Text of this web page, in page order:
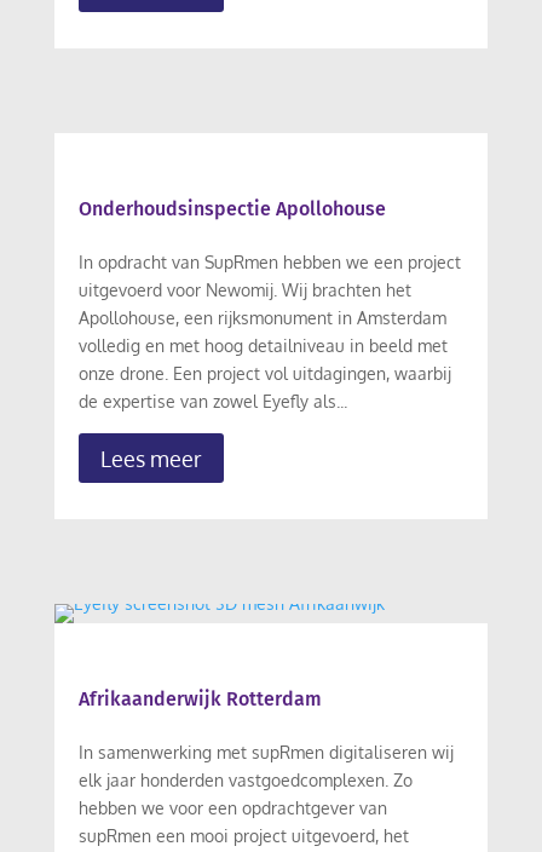
Onderhoudsinspectie Apollohouse
In opdracht van SupRmen hebben we een project
uitgevoerd voor Newomij. Wij brachten het
Apollohouse, een rijksmonument in Amsterdam
volledig en met hoog detailniveau in beeld met
onze drone. Een project vol uitdagingen, waarbij
de expertise van zowel Eyefly als...
Lees meer
Afrikaanderwijk Rotterdam
In samenwerking met supRmen digitaliseren wij
elk jaar honderden vastgoedcomplexen. Zo
hebben we voor een opdrachtgever van
supRmen een mooi project uitgevoerd, het